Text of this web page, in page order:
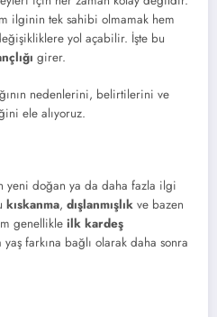
ilginin tek sahibi olmamak hem
yol açabilir. İşte bu
girer.
nedenlerini, belirtilerini ve
ele alıyoruz.
yeni doğan ya da daha fazla ilgi
kıskanma, dışlanmışlık ve bazen
genellikle ilk kardeş
yaş farkına bağlı olarak daha sonra